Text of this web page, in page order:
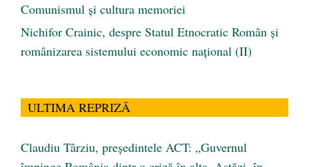
Comunismul şi cultura memoriei
Nichifor Crainic, despre Statul Etnocratic Român şi
românizarea sistemului economic naţional (II)
ULTIMA REPRIZĂ
Claudiu Târziu, președintele ACT: „Guvernul